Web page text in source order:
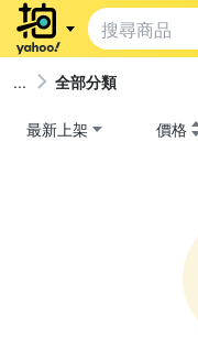
全部分類
最新上架 價格